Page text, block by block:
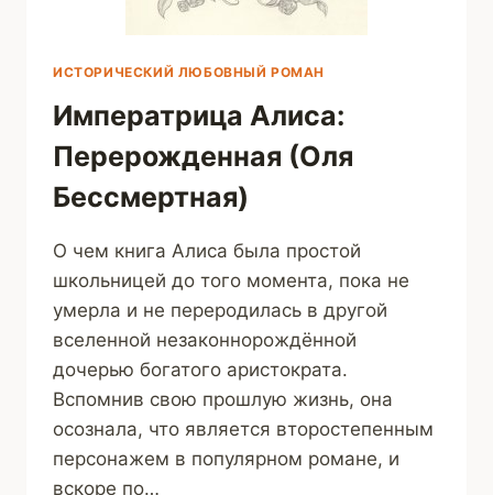
ИСТОРИЧЕСКИЙ ЛЮБОВНЫЙ РОМАН
Императрица Алиса:
Перерожденная (Оля
Бессмертная)
О чем книга Алиса была простой
школьницей до того момента, пока не
умерла и не переродилась в другой
вселенной незаконнорождённой
дочерью богатого аристократа.
Вспомнив свою прошлую жизнь, она
осознала, что является второстепенным
персонажем в популярном романе, и
вскоре по…